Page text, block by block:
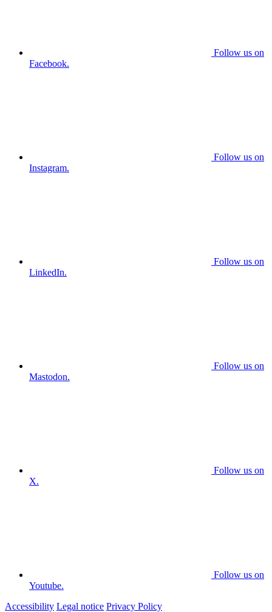
Follow us on
Facebook.
Follow us on
Instagram.
Follow us on
LinkedIn.
Follow us on
Mastodon.
Follow us on
X.
Follow us on
Youtube.
Accessibility Legal notice Privacy Policy